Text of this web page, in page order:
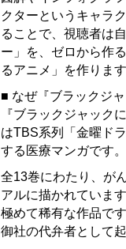
クターというキャラ
ることで、視聴者は
ー」を、ゼロから作
るアニメ」を作ります
■ なぜ『ブラックジ
『ブラックジャック
はTBS系列「金曜ド
する医療マンガです。
全13巻にわたり、が
アルに描かれていま
極めて稀有な作品で
御社の代弁者として